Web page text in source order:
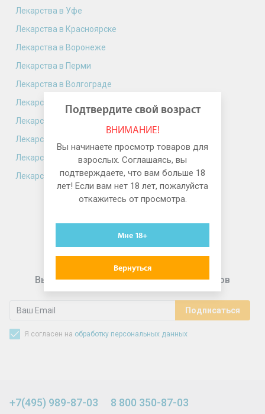
Лекарства в Уфе
Лекарства в Красноярске
Лекарства в Воронеже
Лекарства в Перми
Лекарства в Волгограде
Лекарства в Краснодаре
Лекарства в Саратове
Лекарства в Тюмени
Лекарства в Тольятти
Лекарства в Ижевске
Выгодные предложения для подписчиков
Я согласен на обработку персональных данных
+7(495) 989-87-03 8 800 350-87-03
Подтвердите свой возраст
ВНИМАНИЕ!
Вы начинаете просмотр товаров для
взрослых. Соглашаясь, вы
подтверждаете, что вам больше 18
лет! Если вам нет 18 лет, пожалуйста
откажитесь от просмотра.
Мне 18+
Вернуться